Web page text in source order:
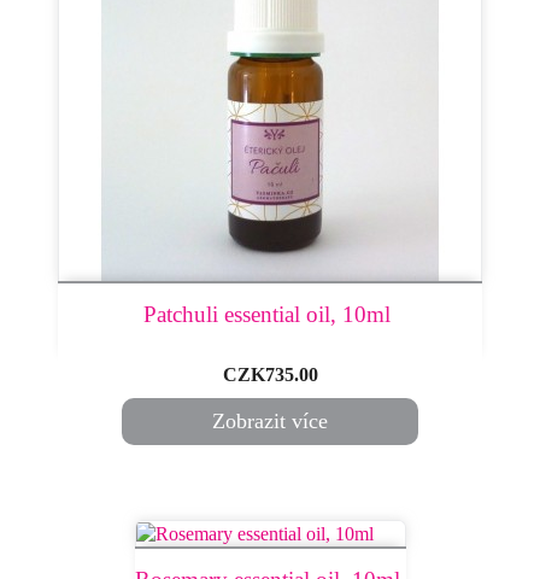
Patchuli essential oil, 10ml ​
Price
CZK735.00
Zobrazit více